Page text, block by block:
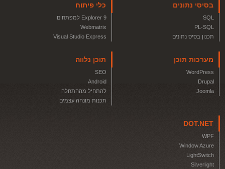
בסיסי נתונים
SQL
PL-SQL
תכנון בסיס נתונים
כלי פיתוח
Explorer 9 למפתחים
Webmatrix
Visual Studio Express
מערכות תוכן
WordPress
Drupal
Joomla
תוכן נלווה
SEO
Android
להתחיל מההתחלה
תכנות מונחה עצמים
DOT.NET
WPF
Window Azure
LightSwitch
Silverlight